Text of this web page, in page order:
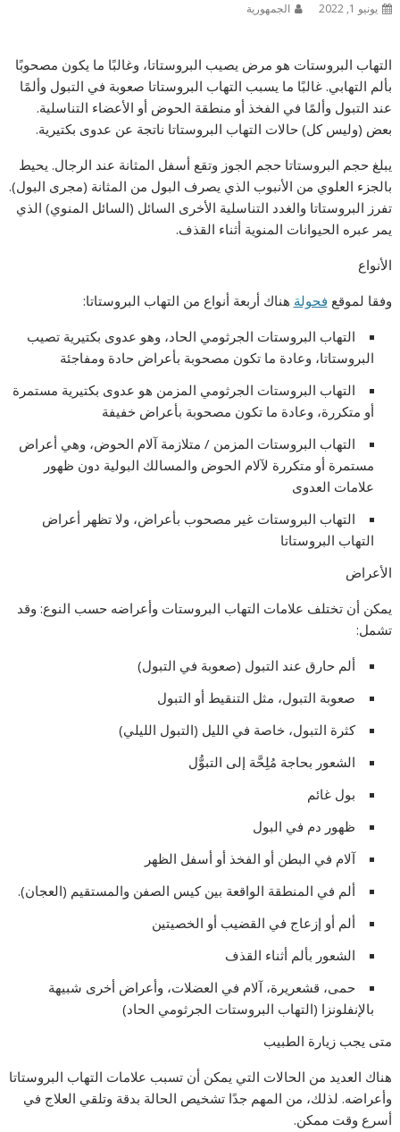
يونيو 1, 2022 الجمهورية
التهاب البروستات هو مرض يصيب البروستاتا، وغالبًا ما يكون مصحوبًا
بألم التهابي. غالبًا ما يسبب التهاب البروستاتا صعوبة في التبول وألمًا
عند التبول وألمًا في الفخذ أو منطقة الحوض أو الأعضاء التناسلية.
بعض (وليس كل) حالات التهاب البروستاتا ناتجة عن عدوى بكتيرية.
يبلغ حجم البروستاتا حجم الجوز وتقع أسفل المثانة عند الرجال. يحيط
بالجزء العلوي من الأنبوب الذي يصرف البول من المثانة (مجرى البول).
تفرز البروستاتا والغدد التناسلية الأخرى السائل (السائل المنوي) الذي
يمر عبره الحيوانات المنوية أثناء القذف.
الأنواع
وفقا لموقع فحولة هناك أربعة أنواع من التهاب البروستاتا:
التهاب البروستات الجرثومي الحاد، وهو عدوى بكتيرية تصيب
البروستاتا، وعادة ما تكون مصحوبة بأعراض حادة ومفاجئة
التهاب البروستات الجرثومي المزمن هو عدوى بكتيرية مستمرة
أو متكررة، وعادة ما تكون مصحوبة بأعراض خفيفة
التهاب البروستات المزمن / متلازمة آلام الحوض، وهي أعراض
مستمرة أو متكررة لآلام الحوض والمسالك البولية دون ظهور
علامات العدوى
التهاب البروستات غير مصحوب بأعراض، ولا تظهر أعراض
التهاب البروستاتا
الأعراض
يمكن أن تختلف علامات التهاب البروستات وأعراضه حسب النوع: وقد
تشمل:
ألم حارق عند التبول (صعوبة في التبول)
صعوبة التبول، مثل التنقيط أو التبول
كثرة التبول، خاصة في الليل (التبول الليلي)
الشعور بحاجة مُلِحَّة إلى التبوُّل
بول غائم
ظهور دم في البول
آلام في البطن أو الفخذ أو أسفل الظهر
ألم في المنطقة الواقعة بين كيس الصفن والمستقيم (العجان).
ألم أو إزعاج في القضيب أو الخصيتين
الشعور بألم أثناء القذف
حمى، قشعريرة، آلام في العضلات، وأعراض أخرى شبيهة
بالإنفلونزا (التهاب البروستات الجرثومي الحاد)
متى يجب زيارة الطبيب
هناك العديد من الحالات التي يمكن أن تسبب علامات التهاب البروستاتا
وأعراضه. لذلك، من المهم جدًا تشخيص الحالة بدقة وتلقي العلاج في
أسرع وقت ممكن.